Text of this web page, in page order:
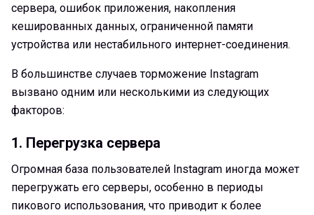
сервера, ошибок приложения, накопления
кешированных данных, ограниченной памяти
устройства или нестабильного интернет-соединения.
В большинстве случаев торможение Instagram
вызвано одним или несколькими из следующих
факторов:
1. Перегрузка сервера
Огромная база пользователей Instagram иногда может
перегружать его серверы, особенно в периоды
пикового использования, что приводит к более